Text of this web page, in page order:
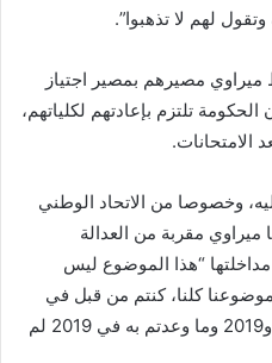
لهم لا تذهبوا”.
مصيرهم بمصير اجتياز
تلتزم بإعادتهم لكلياتهم،
الامتحانات.
وخصوصا من الاتحاد الوطني
ميراوي مقربة من العدالة
“هذا الموضوع ليس
كلنا، كنتم من قبل في
حكومة وعشتوه في 2011 و2015 و2019 وما وعدتم به في 2019 لم